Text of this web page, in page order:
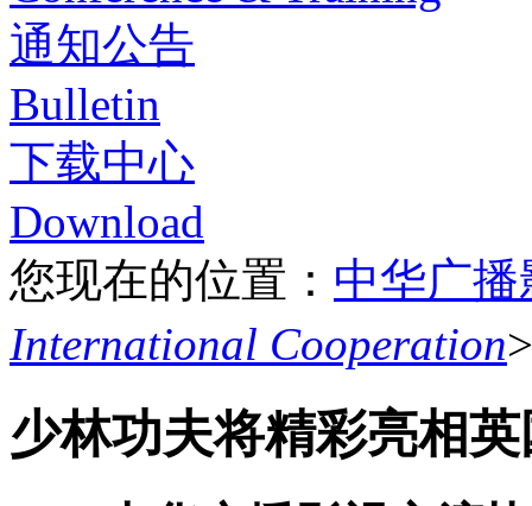
通知公告
Bulletin
下载中心
Download
您现在的位置： 中华广
International Cooperation
少林功夫将精彩亮相